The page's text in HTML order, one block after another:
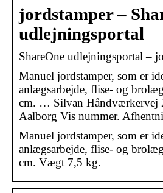
jordstamper –
udlejningsportal
ShareOne udlejningsportal –
Manuel jordstamper, som er
anlægsarbejde, flise- og
cm. … Silvan Håndværkervej
Aalborg Vis nummer.
Manuel jordstamper, som er
anlægsarbejde, flise- og
cm. Vægt 7,5 kg.